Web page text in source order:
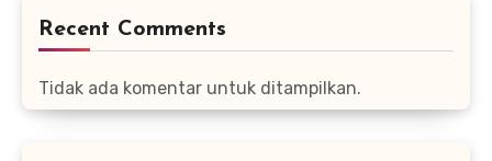
Recent Comments
Tidak ada komentar untuk ditampilkan.